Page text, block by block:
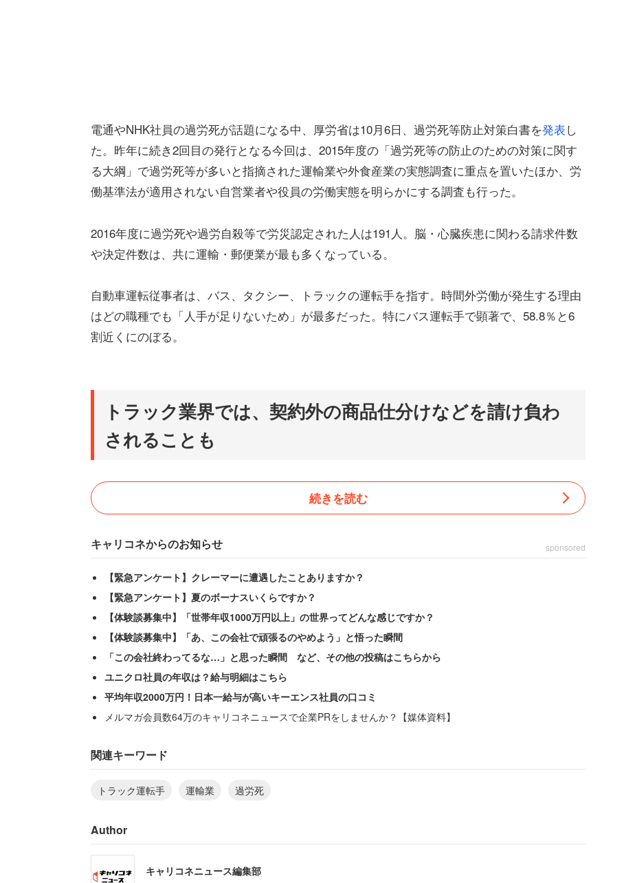
電通やNHK社員の過労死が話題になる中、厚労省は10月6日、過労死等防止対策白書を発表し
た。昨年に続き2回目の発行となる今回は、2015年度の「過労死等の防止のための対策に関す
る大綱」で過労死等が多いと指摘された運輸業や外食産業の実態調査に重点を置いたほか、労
働基準法が適用されない自営業者や役員の労働実態を明らかにする調査も行った。
2016年度に過労死や過労自殺等で労災認定された人は191人。脳・心臓疾患に関わる請求件数
や決定件数は、共に運輸・郵便業が最も多くなっている。
自動車運転従事者は、バス、タクシー、トラックの運転手を指す。時間外労働が発生する理由
はどの職種でも「人手が足りないため」が最多だった。特にバス運転手で顕著で、58.8％と6
割近くにのぼる。
トラック業界では、契約外の商品仕分けなどを請け負わ
されることも
続きを読む
キャリコネからのお知らせ sponsored
【緊急アンケート】クレーマーに遭遇したことありますか？
【緊急アンケート】夏のボーナスいくらですか？
【体験談募集中】「世帯年収1000万円以上」の世界ってどんな感じですか？
【体験談募集中】「あ、この会社で頑張るのやめよう」と悟った瞬間
「この会社終わってるな…」と思った瞬間 など、その他の投稿はこちらから
ユニクロ社員の年収は？給与明細はこちら
平均年収2000万円！日本一給与が高いキーエンス社員の口コミ
メルマガ会員数64万のキャリコネニュースで企業PRをしませんか？【媒体資料】
関連キーワード
トラック運転手 運輸業 過労死
Author
キャリコネニュース編集部